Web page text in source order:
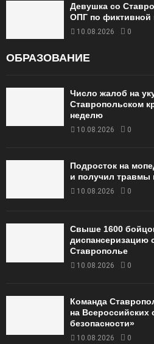
Девушка со
ОПГ по фиктивной
10.08.2026 0
ОБРАЗОВАНИЕ
Число жалоб на
Ставропольском
неделю
10.08.2026 0
Подросток на
и получил травмы
10.08.2026 0
Свыше 1600
диспансеризацию
Ставрополье
10.08.2026 0
Команда
на
безопасности»
10.08.2026 0